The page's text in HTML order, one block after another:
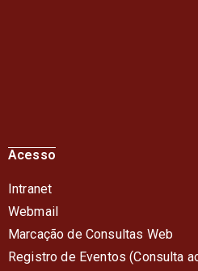
Acesso
Intranet
Webmail
Marcação de Consultas Web
Registro de Eventos (Consulta